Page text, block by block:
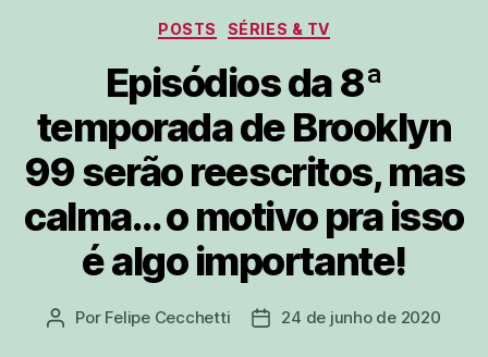
Categorias
POSTS SÉRIES & TV
Episódios da 8ª
temporada de Brooklyn
99 serão reescritos, mas
calma… o motivo pra isso
é algo importante!
Autor
Por Felipe Cecchetti
Data24 de junho de 2020